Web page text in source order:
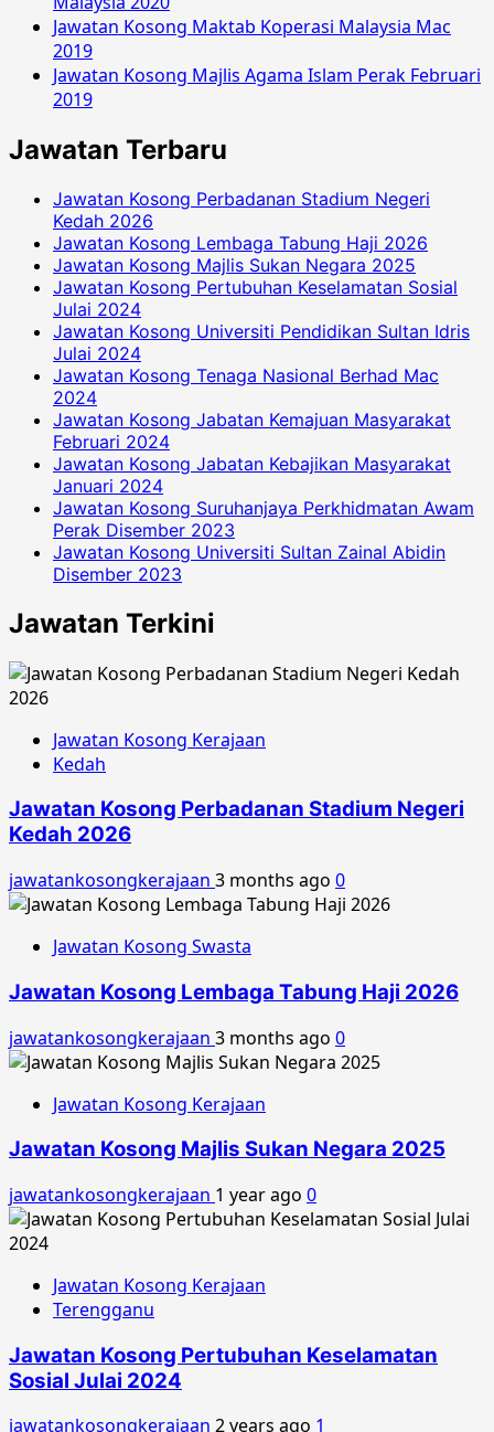
Jawatan Kosong Maktab Koperasi Malaysia Mac
2019
Jawatan Kosong Majlis Agama Islam Perak Februari
2019
Jawatan Terbaru
Jawatan Kosong Perbadanan Stadium Negeri
Kedah 2026
Jawatan Kosong Lembaga Tabung Haji 2026
Jawatan Kosong Majlis Sukan Negara 2025
Jawatan Kosong Pertubuhan Keselamatan Sosial
Julai 2024
Jawatan Kosong Universiti Pendidikan Sultan Idris
Julai 2024
Jawatan Kosong Tenaga Nasional Berhad Mac
2024
Jawatan Kosong Jabatan Kemajuan Masyarakat
Februari 2024
Jawatan Kosong Jabatan Kebajikan Masyarakat
Januari 2024
Jawatan Kosong Suruhanjaya Perkhidmatan Awam
Perak Disember 2023
Jawatan Kosong Universiti Sultan Zainal Abidin
Disember 2023
Jawatan Terkini
Jawatan Kosong Kerajaan
Kedah
Jawatan Kosong Perbadanan Stadium Negeri
Kedah 2026
jawatankosongkerajaan 3 months ago 0
Jawatan Kosong Swasta
Jawatan Kosong Lembaga Tabung Haji 2026
jawatankosongkerajaan 3 months ago 0
Jawatan Kosong Kerajaan
Jawatan Kosong Majlis Sukan Negara 2025
jawatankosongkerajaan 1 year ago 0
Jawatan Kosong Kerajaan
Terengganu
Jawatan Kosong Pertubuhan Keselamatan
Sosial Julai 2024
jawatankosongkerajaan 2 years ago 1